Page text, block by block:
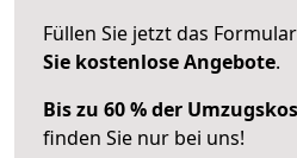
Füllen Sie jetzt das
Sie kostenlose Angebote.
Bis zu 60 % der
finden Sie nur bei uns!